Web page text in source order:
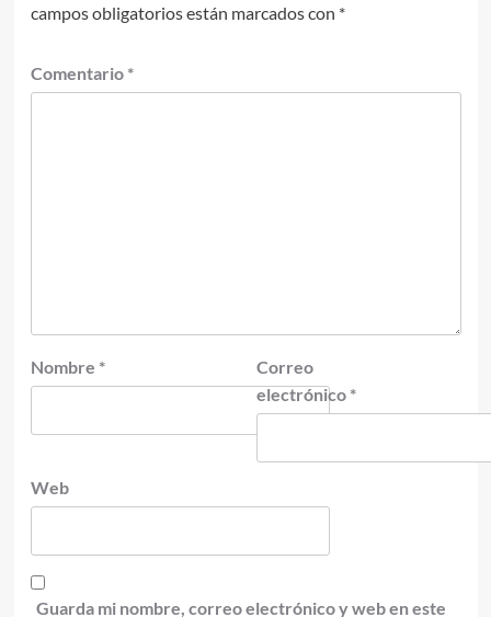
campos obligatorios están marcados con *
Comentario *
Nombre *
Correo
electrónico *
Web
Guarda mi nombre, correo electrónico y web en este